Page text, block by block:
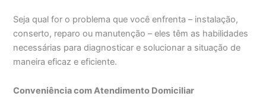
Seja qual for o problema que você enfrenta – instalação,
conserto, reparo ou manutenção – eles têm as habilidades
necessárias para diagnosticar e solucionar a situação de
maneira eficaz e eficiente.
Conveniência com Atendimento Domiciliar